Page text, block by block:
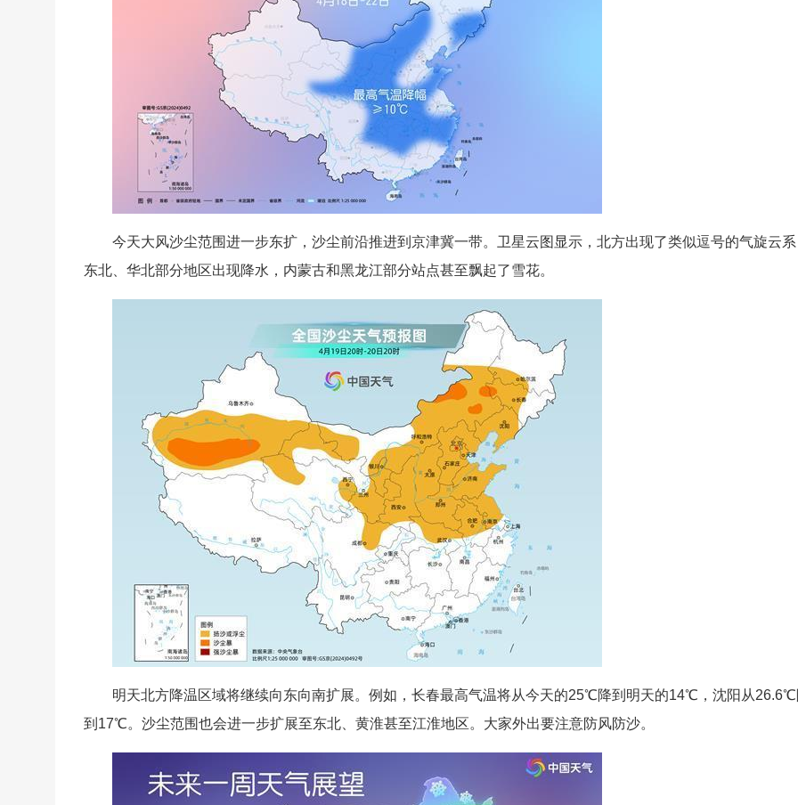
今天大风沙尘范围进一步东扩，沙尘前沿推进到京津冀一带。卫星云图显示，北方出现了类似逗号的气旋云
东北、华北部分地区出现降水，内蒙古和黑龙江部分站点甚至飘起了雪花。
明天北方降温区域将继续向东向南扩展。例如，长春最高气温将从今天的25℃降到明天的14℃，沈阳从
到17℃。沙尘范围也会进一步扩展至东北、黄淮甚至江淮地区。大家外出要注意防风防沙。